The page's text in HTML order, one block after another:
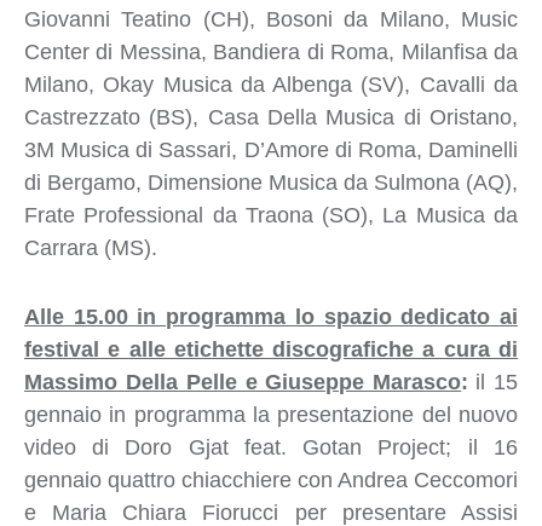
Giovanni Teatino (CH), Bosoni da Milano, Music
Center di Messina, Bandiera di Roma, Milanfisa da
Milano, Okay Musica da Albenga (SV), Cavalli da
Castrezzato (BS), Casa Della Musica di Oristano,
3M Musica di Sassari, D’Amore di Roma, Daminelli
di Bergamo, Dimensione Musica da Sulmona (AQ),
Frate Professional da Traona (SO), La Musica da
Carrara (MS).
Alle 15.00 in programma lo spazio dedicato ai
festival e alle etichette discografiche a cura di
Massimo Della Pelle e Giuseppe Marasco: il 15
gennaio in programma la presentazione del nuovo
video di Doro Gjat feat. Gotan Project; il 16
gennaio quattro chiacchiere con Andrea Ceccomori
e Maria Chiara Fiorucci per presentare Assisi